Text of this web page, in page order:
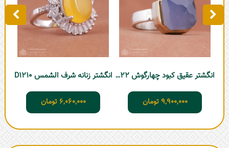
انگشتر عقیق کبود چهارگوش D822
9,900,000 تومان
انگشتر زنانه شرف الشمس D1210
6,060,000 تومان